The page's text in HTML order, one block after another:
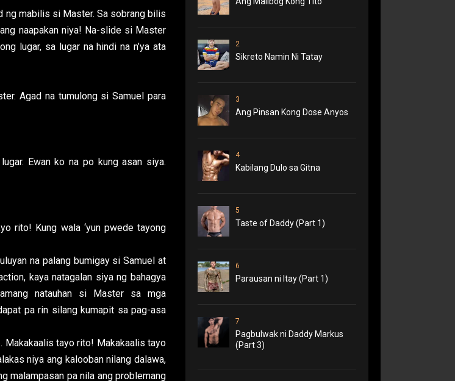
mabilis si Master. Sa sobrang bilis
naapakan niya! Na-slide si Master
lugar, sa lugar na hindi na n’ya ata
Agad na tumulong si Samuel para
Ewan ko na po kung asan siya.
rito! Kung wala ‘yun pwede tayong
na palang bumigay si Samuel at
kaya natagalan siya ng bahagya
natauhan si Master sa mga
pa rin silang kumapit sa pag-asa
Makakaalis tayo rito! Makakaalis tayo
niya ang kalooban nilang dalawa,
malampasan pa nila ang problemang
2
Sikreto Namin Ni Tatay
3
Ang Pinsan Kong Dose Anyos
4
Kabilang Dulo sa Gitna
5
Taste of Daddy (Part 1)
6
Parausan ni Itay (Part 1)
7
Pagbulwak ni Daddy Markus
(Part 3)